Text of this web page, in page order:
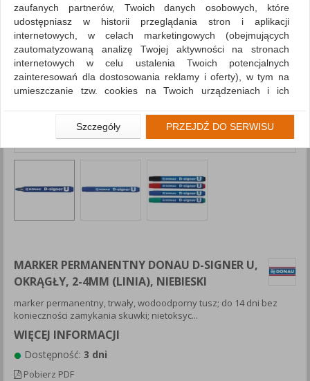
MARKER PERMANENTNY DONAU D-SIGNER U,
OKRĄGŁY, 2-4MM (LINIA), NIEBIESKI
marker permanentny, trwały, wodoodporny tusz; do 14 dni bez
konieczności zamykania skuwki; nietoksyc...
WIĘCEJ INFORMACJI
Dostępność: 3 dni
Pobierz PDF
zaufanych partnerów, Twoich danych osobowych, które
udostępniasz w historii przeglądania stron i aplikacji
internetowych, w celach marketingowych (obejmujących
zautomatyzowaną analizę Twojej aktywności na stronach
internetowych w celu ustalenia Twoich potencjalnych
zainteresowań dla dostosowania reklamy i oferty), w tym na
umieszczanie tzw. cookies na Twoich urządzeniach i ich
Jeśli nie chcesz wyrazić zgody lub ograniczyć jej zakres, kliknij
„Szczegóły”, gdzie znajdziesz wszelkie informacje o tym jak to
W przypadku użytkowników zalogowanych, aby umożliwić
prawidłową realizację Umowy z Państwem i związane z tym
zgoda której udzieliliście podczas zakładania konta.
Każda Państwa zgoda jest dobrowolna i można ją w dowolnym
momencie wycofać.
Polityka prywatności (rozwiń)
Klauzula Informacyjna (rozwiń)
Lista Zaufanych Partnerów (rozwiń)
Szczegóły PRZEJDŹ DO SERWISU